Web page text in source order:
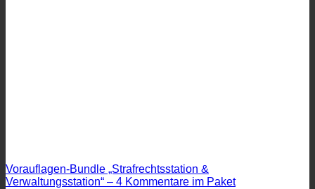
Vorauflagen-Bundle „Strafrechtsstation &
Verwaltungsstation“ – 4 Kommentare im Paket